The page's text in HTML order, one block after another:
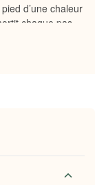
d’une chaleur
chaque pas
doux au
sans
et